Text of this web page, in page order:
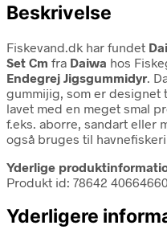
Beskrivelse
Fiskevand.dk har fundet
Set Cm fra Daiwa hos
Endegrej Jigsgummidyr.
gummijig, som er designet
lavet med en meget smal
f.eks. aborre, sandart eller
også bruges til
Yderlige
Produkt id: 78642
Yderligere